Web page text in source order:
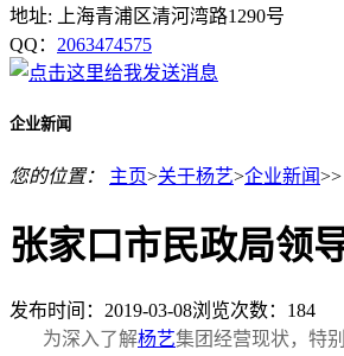
地址: 上海青浦区清河湾路1290号
QQ： 2063474575
企业新闻
您的位置： 主页>关于杨艺>企业新闻>>
张家口市民政局领
发布时间：2019-03-08浏览次数： 184
为深入了解杨艺集团经营现状，特